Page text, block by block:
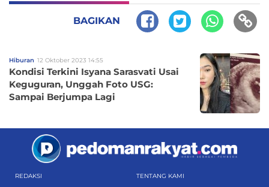
BAGIKAN
Hiburan 12 Oktober 2023 14:55
Kondisi Terkini Isyana Sarasvati Usai
Keguguran, Unggah Foto USG:
Sampai Berjumpa Lagi
REDAKSI TENTANG KAMI